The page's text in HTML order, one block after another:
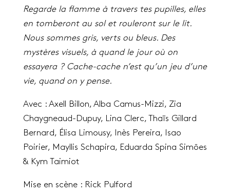
Regarde la flamme à travers tes pupilles, elles
en tomberont au sol et rouleront sur le lit.
Nous sommes gris, verts ou bleus. Des
mystères visuels, à quand le jour où on
essayera ? Cache-cache n’est qu’un jeu d’une
vie, quand on y pense.
Avec : Axell Billon, Alba Camus-Mizzi, Zia
Chaygneaud-Dupuy, Lina Clerc, Thaïs Gillard
Bernard, Élisa Limousy, Inès Pereira, Isao
Poirier, Mayllis Schapira, Eduarda Spina Simões
& Kym Taimiot
Mise en scène : Rick Pulford